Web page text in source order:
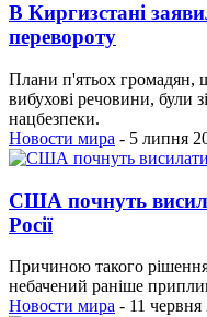
В Киргизстані
перевороту
Плани п'ятьох громадян,
вибухові речовини, були
нацбезпеки.
Новости мира - 5 липня
США почнуть
Росії
Причиною такого
небачений раніше
Новости мира - 11